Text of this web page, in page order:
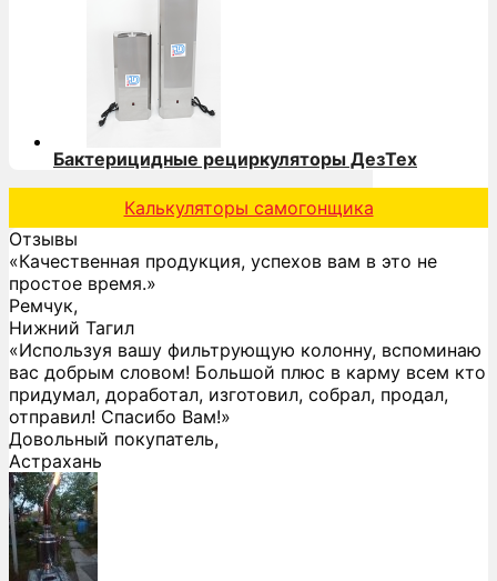
Бактерицидные рециркуляторы ДезТех
Калькуляторы самогонщика
Отзывы
«Качественная продукция, успехов вам в это не
простое время.»
Ремчук,
Нижний Тагил
«Используя вашу фильтрующую колонну, вспоминаю
вас добрым словом! Большой плюс в карму всем кто
придумал, доработал, изготовил, собрал, продал,
отправил! Спасибо Вам!»
Довольный покупатель,
Астрахань